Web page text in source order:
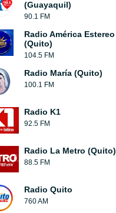
(Guayaquil)
90.1 FM
Radio América Estereo
(Quito)
104.5 FM
Radio María (Quito)
100.1 FM
Radio K1
92.5 FM
Radio La Metro (Quito)
88.5 FM
Radio Quito
760 AM